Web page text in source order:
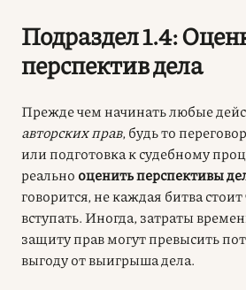
Подраздел 1.4:
перспектив дела
Прежде чем начинать любые
авторских прав, будь то
или подготовка к судебному
реально оценить перспективы
говорится, не каждая битва
вступать. Иногда, затраты
защиту прав могут превысить
выгоду от выигрыша дела.